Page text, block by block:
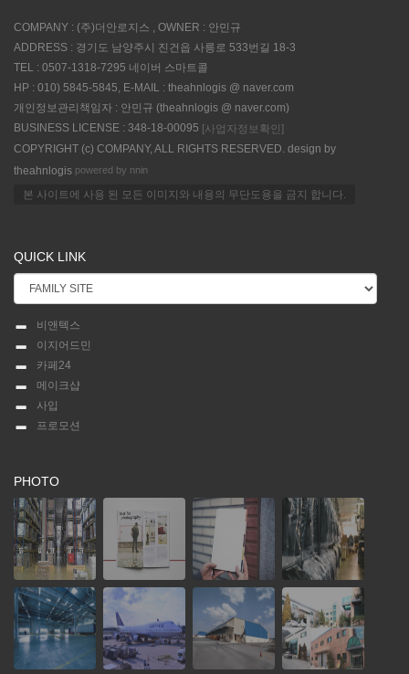
COMPANY : (주)더안로지스 , OWNER : 안민규
ADDRESS : 경기도 남양주시 진건읍 사릉로 533번길 18-3
TEL : 0507-1318-7295 네이버 스마트콜
HP : 010) 5845-5845, E-MAIL : theahnlogis @ naver.com
개인정보관리책임자 : 안민규 (theahnlogis @ naver.com)
BUSINESS LICENSE : 348-18-00095 [사업자정보확인]
COPYRIGHT (c) COMPANY, ALL RIGHTS RESERVED. design by
theahnlogis powered by nnin
본 사이트에 사용 된 모든 이미지와 내용의 무단도용을 금지 합니다.
QUICK LINK
비앤텍스
이지어드민
카페24
메이크샵
사입
프로모션
PHOTO